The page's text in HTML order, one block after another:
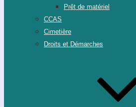
Prêt de matériel
CCAS
Cimetière
Droits et Démarches